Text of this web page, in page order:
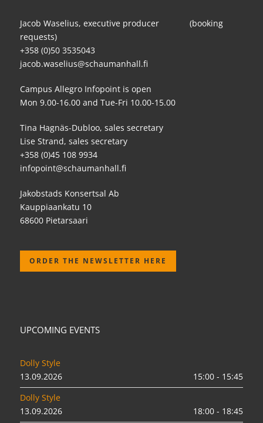
Jacob Waselius, executive producer (booking
requests)
+358 (0)50 3535043
jacob.waselius@schaumanhall.fi
Campus Allegro Infopoint is open
Mon 9.00-16.00 and Tue-Fri 10.00-15.00
Tina Hagnäs-Dubloo, sales secretary
Lise Strand, sales secretary
+358 (0)45 108 9934
infopoint@schaumanhall.fi
Jakobstads Konsertsal Ab
Kauppiaankatu 10
68600 Pietarsaari
ORDER THE NEWSLETTER HERE
UPCOMING EVENTS
Dolly Style
13.09.2026
15:00 - 15:45
Dolly Style
13.09.2026
18:00 - 18:45